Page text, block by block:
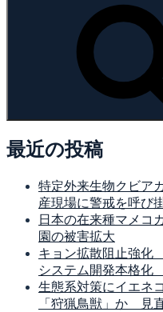
最近の投稿
特定外来生物クビア
産現場に警戒を呼び
日本の在来種マメ
園の被害拡大
キョン拡散阻止強
システム開発本格
生態系対策にイエネ
「狩猟鳥獣」か 見